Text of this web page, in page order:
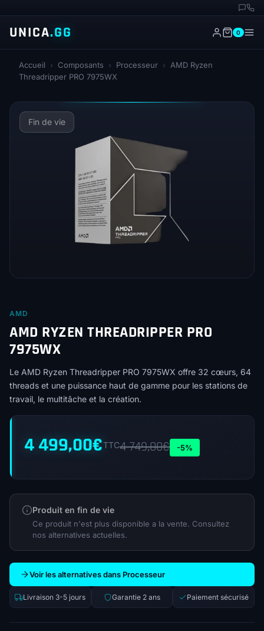
UNICA.GG 0
Accueil › Composants › Processeur ›
AMD Ryzen
Threadripper PRO 7975WX
Fin de vie
AMD
AMD RYZEN THREADRIPPER PRO
7975WX
Le AMD Ryzen Threadripper PRO 7975WX offre 32 cœurs, 64
threads et une puissance haut de gamme pour les stations de
travail, le multitâche et la création.
4 499,00€TTC4 749,00€ -5%
Produit en fin de vie
Ce produit n'est plus disponible a la vente. Consultez
nos alternatives actuelles.
Voir les alternatives dans Processeur
Livraison 3-5 jours Garantie 2 ans Paiement sécurisé